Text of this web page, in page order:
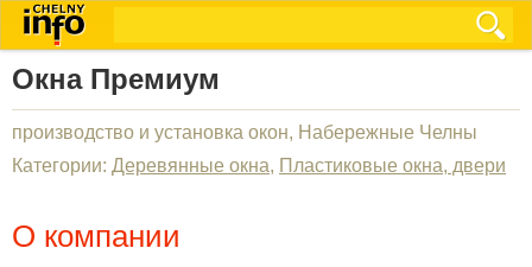
Окна Премиум
производство и установка окон, Набережные Челны
Категории: Деревянные окна, Пластиковые окна, двери
О компании